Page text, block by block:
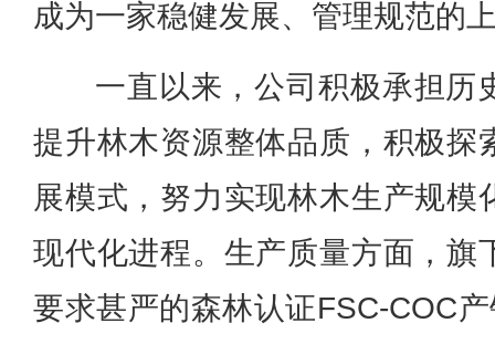
成为一家稳健发展、管理规范的
一直以来，公司积极承担历
提升林木资源整体品质，积极探
展模式，努力实现林木生产规模
现代化进程。生产质量方面，旗
要求甚严的森林认证FSC-COC